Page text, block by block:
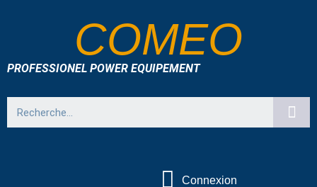
COMEO
PROFESSIONEL POWER EQUIPEMENT
Connexion